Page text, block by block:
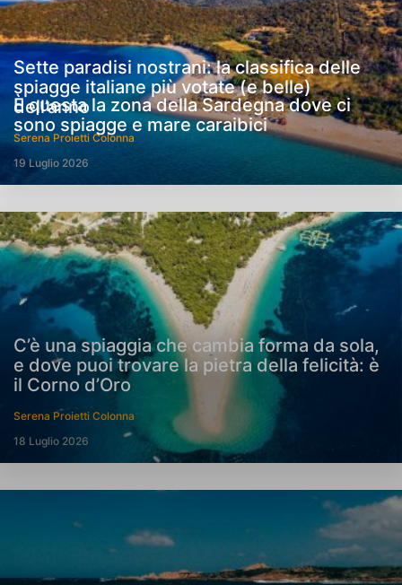
Sette paradisi nostrani: la classifica delle
spiagge italiane più votate (e belle)
dell’anno
Serena Proietti Colonna
19 Luglio 2026
C’è una spiaggia che cambia forma da sola,
e dove puoi trovare la pietra della felicità: è
il Corno d’Oro
Serena Proietti Colonna
18 Luglio 2026
È questa la zona della Sardegna dove ci
sono spiagge e mare caraibici